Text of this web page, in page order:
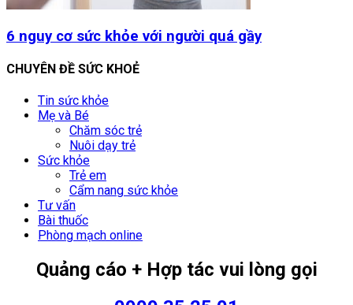
6 nguy cơ sức khỏe với người quá gầy
CHUYÊN ĐỀ SỨC KHOẺ
Tin sức khỏe
Mẹ và Bé
Chăm sóc trẻ
Nuôi dạy trẻ
Sức khỏe
Trẻ em
Cẩm nang sức khỏe
Tư vấn
Bài thuốc
Phòng mạch online
Quảng cáo + Hợp tác vui lòng gọi